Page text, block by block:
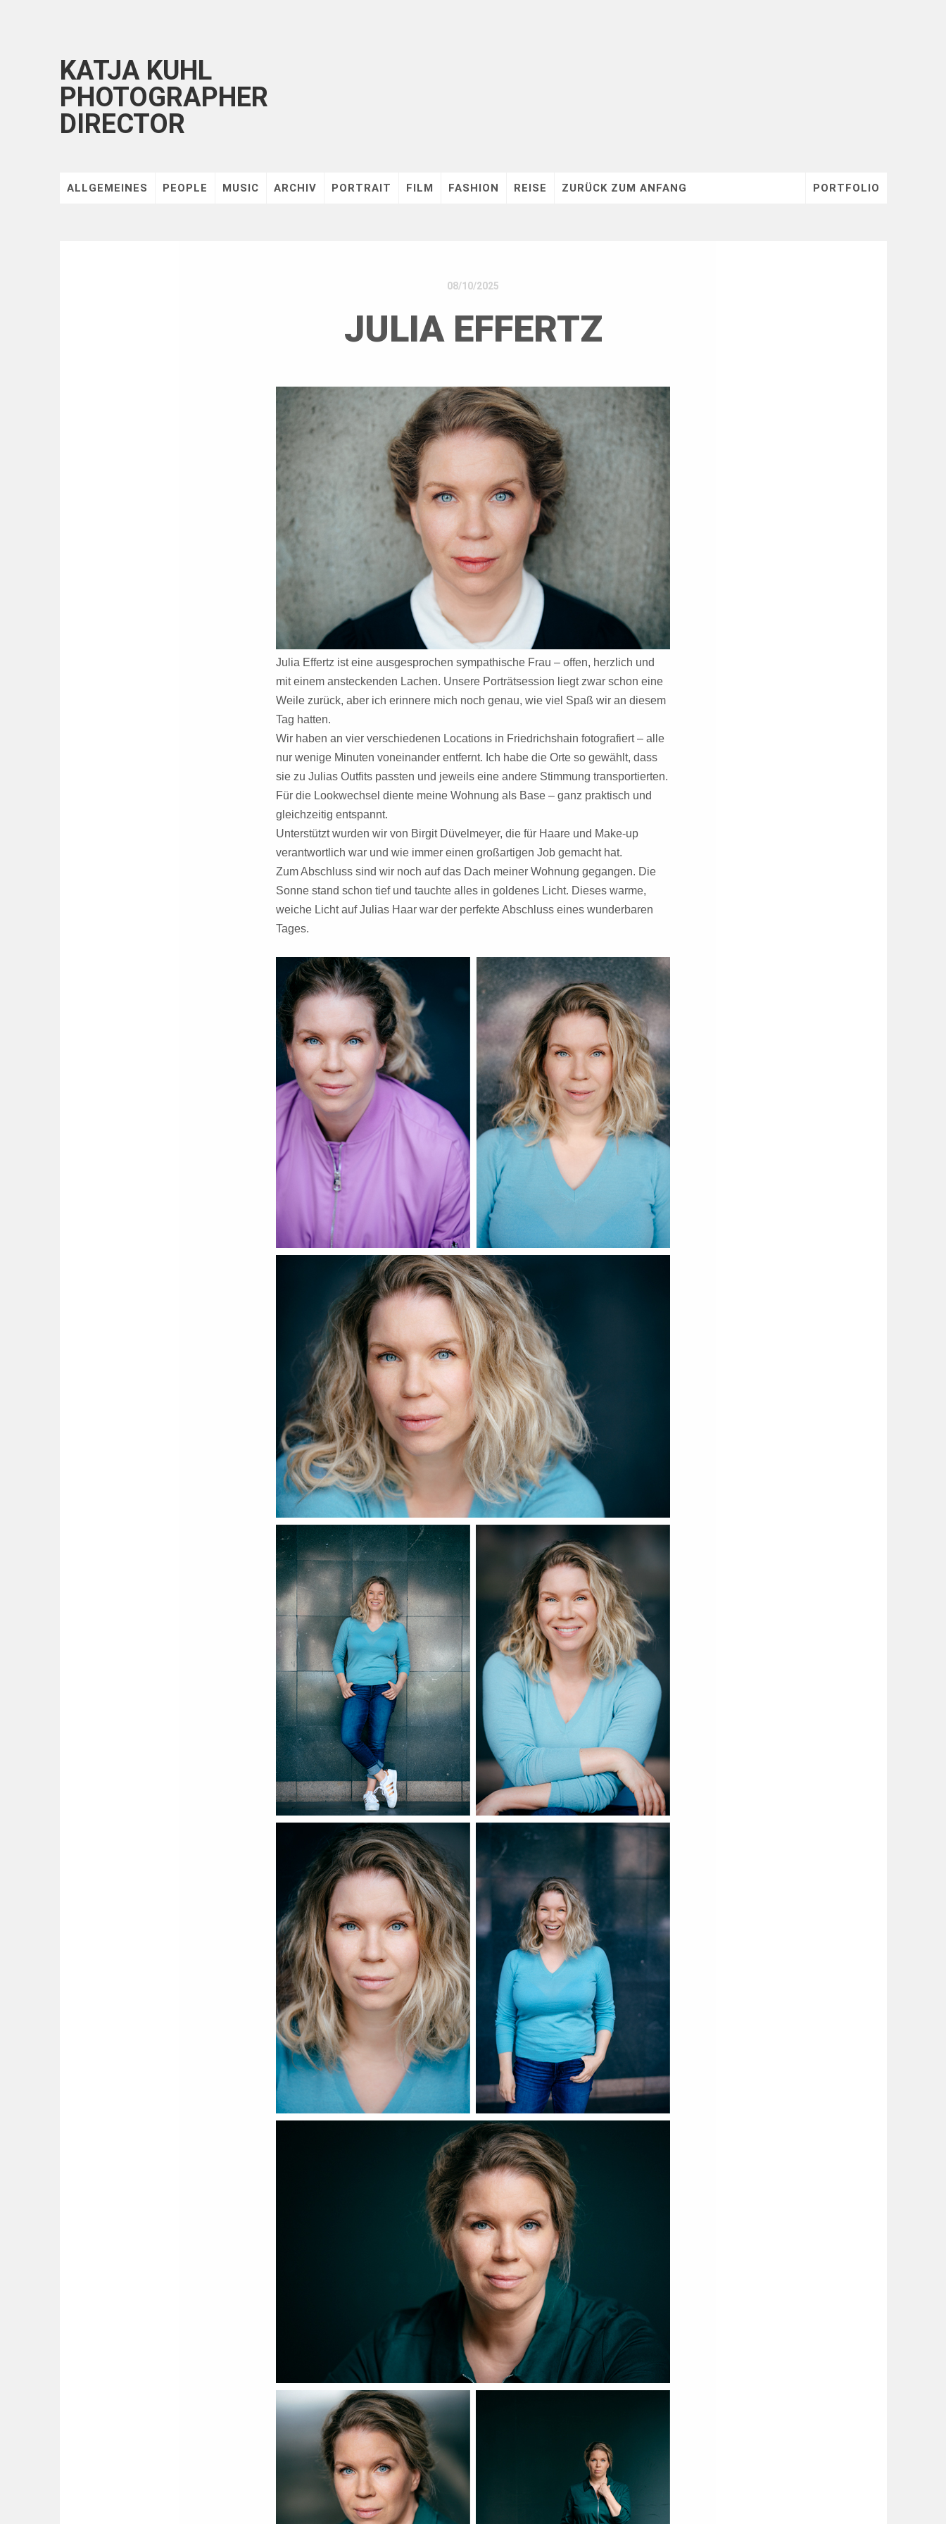
KATJA KUHL
PHOTOGRAPHER
DIRECTOR
ALLGEMEINES PEOPLE MUSIC ARCHIV PORTRAIT FILM FASHION REISE ZURÜCK ZUM ANFANG PORTFOLIO
08/10/2025
JULIA EFFERTZ
Julia Effertz ist eine ausgesprochen sympathische Frau – offen, herzlich und
mit einem ansteckenden Lachen. Unsere Porträtsession liegt zwar schon eine
Weile zurück, aber ich erinnere mich noch genau, wie viel Spaß wir an diesem
Tag hatten.
Wir haben an vier verschiedenen Locations in Friedrichshain fotografiert – alle
nur wenige Minuten voneinander entfernt. Ich habe die Orte so gewählt, dass
sie zu Julias Outfits passten und jeweils eine andere Stimmung transportierten.
Für die Lookwechsel diente meine Wohnung als Base – ganz praktisch und
gleichzeitig entspannt.
Unterstützt wurden wir von Birgit Düvelmeyer, die für Haare und Make-up
verantwortlich war und wie immer einen großartigen Job gemacht hat.
Zum Abschluss sind wir noch auf das Dach meiner Wohnung gegangen. Die
Sonne stand schon tief und tauchte alles in goldenes Licht. Dieses warme,
weiche Licht auf Julias Haar war der perfekte Abschluss eines wunderbaren
Tages.